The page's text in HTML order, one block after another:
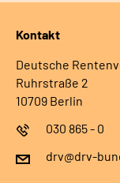
Kontakt
Deutsche
Ruhrstraße 2
10709 Berlin
030 865 - 0
drv@drv-